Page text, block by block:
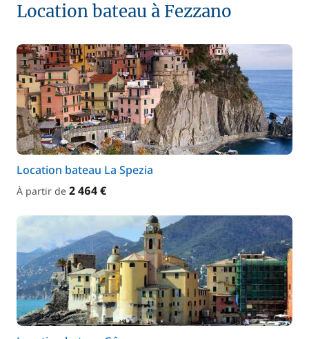
Location bateau à Fezzano
Location bateau La Spezia
À partir de 2 464 €